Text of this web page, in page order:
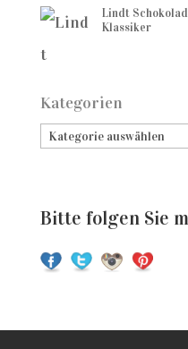
Lindt
Klassiker
Kategorien
Bitte folgen Sie